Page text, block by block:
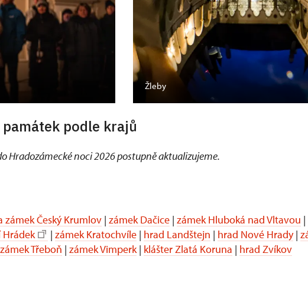
Žleby
podle krajů
Hradozámecké noci 2026 postupně aktualizujeme.
zámek Český Krumlov | zámek Dačice | zámek Hluboká nad Vltavou |
Hrádek | zámek Kratochvíle | hrad Landštejn | hrad Nové Hrady|
zámek Třeboň | zámek Vimperk | klášter Zlatá Koruna | hrad Zvíkov